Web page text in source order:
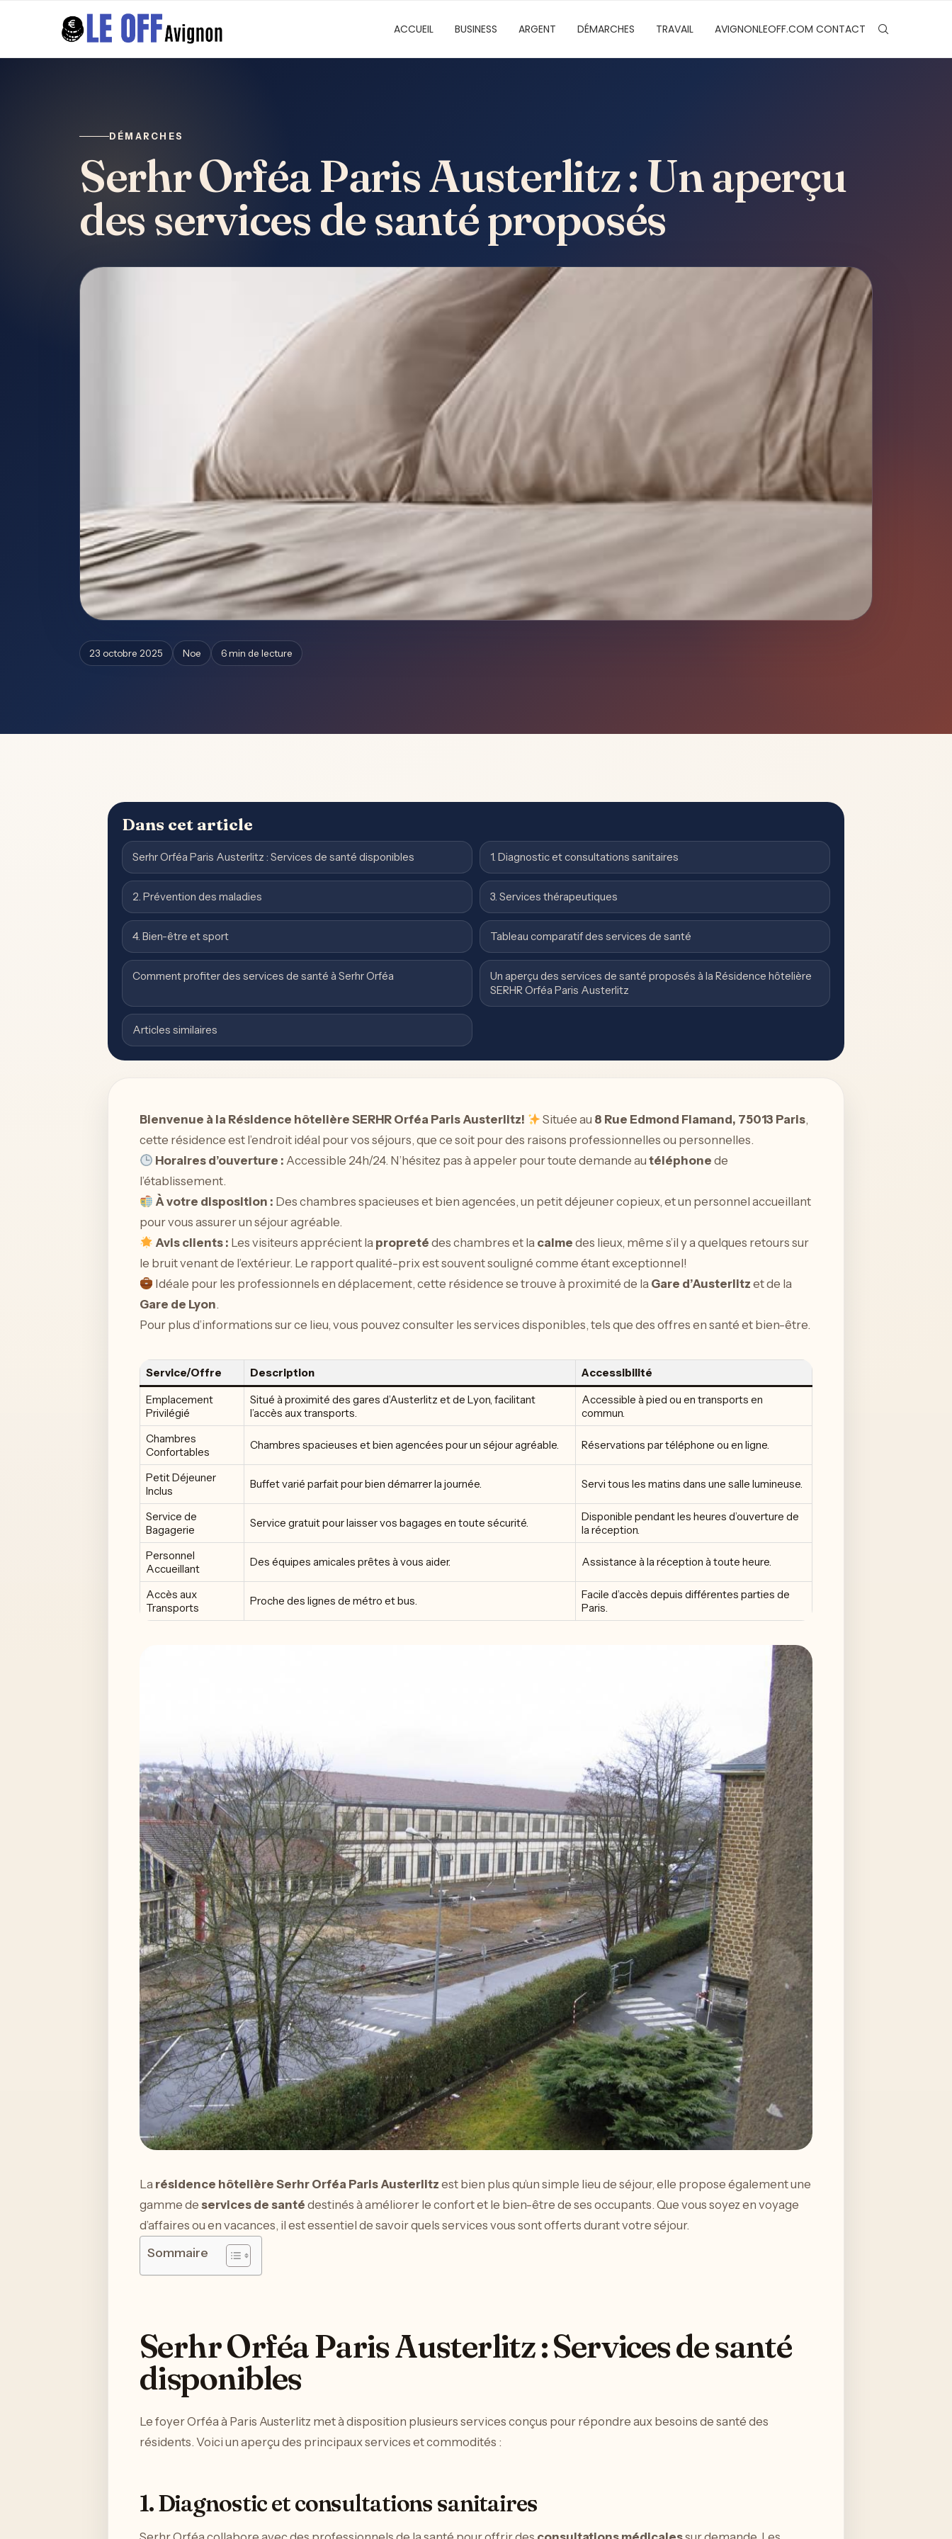
ACCUEIL BUSINESS ARGENT DÉMARCHES TRAVAIL AVIGNONLEOFF.COM CONTACT
DÉMARCHES
Serhr Orféa Paris Austerlitz : Un aperçu
des services de santé proposés
23 octobre 2025 Noe 6 min de lecture
Dans cet article
Serhr Orféa Paris Austerlitz : Services de santé disponibles 1. Diagnostic et consultations sanitaires
2. Prévention des maladies 3. Services thérapeutiques
4. Bien-être et sport Tableau comparatif des services de santé
Comment profiter des services de santé à Serhr Orféa
Un aperçu des services de santé proposés à la Résidence hôtelière
SERHR Orféa Paris Austerlitz
Articles similaires
Bienvenue à la Résidence hôtelière SERHR Orféa Paris Austerlitz! Située au 8 Rue Edmond Flamand, 75013 Paris,
cette résidence est l’endroit idéal pour vos séjours, que ce soit pour des raisons professionnelles ou personnelles.
Horaires d’ouverture : Accessible 24h/24. N’hésitez pas à appeler pour toute demande au téléphone de
l’établissement.
À votre disposition : Des chambres spacieuses et bien agencées, un petit déjeuner copieux, et un personnel accueillant
pour vous assurer un séjour agréable.
Avis clients : Les visiteurs apprécient la propreté des chambres et la calme des lieux, même s’il y a quelques retours sur
le bruit venant de l’extérieur. Le rapport qualité-prix est souvent souligné comme étant exceptionnel!
Idéale pour les professionnels en déplacement, cette résidence se trouve à proximité de la Gare d’Austerlitz et de la
Gare de Lyon.
Pour plus d’informations sur ce lieu, vous pouvez consulter les services disponibles, tels que des offres en santé et bien-être.
Service/Offre Description
Accessibilité
Emplacement
Privilégié
Situé à proximité des gares d’Austerlitz et de Lyon, facilitant
l’accès aux transports.
Accessible à pied ou en transports en
commun.
Chambres
Confortables
Chambres spacieuses et bien agencées pour un séjour agréable. Réservations par téléphone ou en ligne.
Petit Déjeuner
Inclus
Buffet varié parfait pour bien démarrer la journée. Servi tous les matins dans une salle lumineuse.
Service de
Bagagerie
Service gratuit pour laisser vos bagages en toute sécurité.
Disponible pendant les heures d’ouverture de
la réception.
Personnel
Accueillant
Des équipes amicales prêtes à vous aider. Assistance à la réception à toute heure.
Accès aux
Transports
Proche des lignes de métro et bus.
Facile d’accès depuis différentes parties de
Paris.
La résidence hôtelière Serhr Orféa Paris Austerlitz est bien plus qu’un simple lieu de séjour, elle propose également une
gamme de services de santé destinés à améliorer le confort et le bien-être de ses occupants. Que vous soyez en voyage
d’affaires ou en vacances, il est essentiel de savoir quels services vous sont offerts durant votre séjour.
Sommaire
Serhr Orféa Paris Austerlitz : Services de santé
disponibles
Le foyer Orféa à Paris Austerlitz met à disposition plusieurs services conçus pour répondre aux besoins de santé des
résidents. Voici un aperçu des principaux services et commodités :
1. Diagnostic et consultations sanitaires